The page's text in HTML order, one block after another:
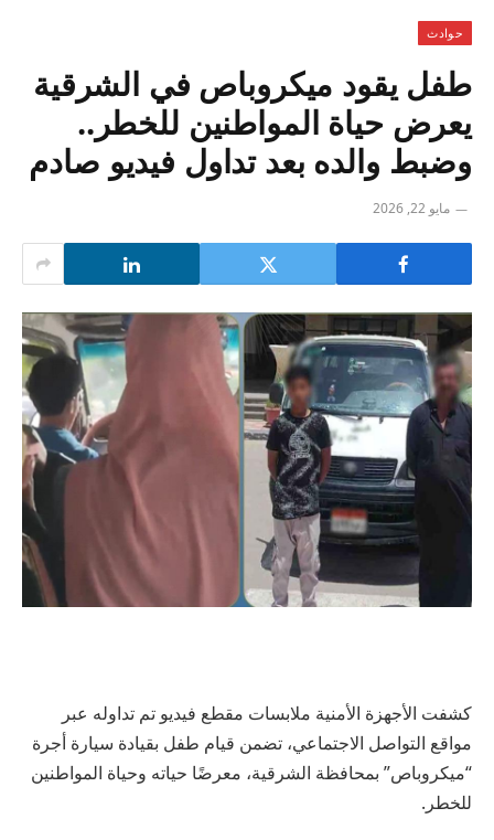
حوادث
طفل يقود ميكروباص في الشرقية
يعرض حياة المواطنين للخطر..
وضبط والده بعد تداول فيديو صادم
مايو 22, 2026
كشفت الأجهزة الأمنية ملابسات مقطع فيديو تم تداوله عبر
مواقع التواصل الاجتماعي، تضمن قيام طفل بقيادة سيارة أجرة
“ميكروباص” بمحافظة الشرقية، معرضًا حياته وحياة المواطنين
للخطر.